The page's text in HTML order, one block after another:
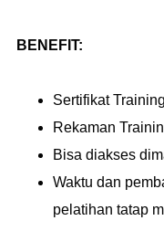
BENEFIT:
Sertifikat
Rekaman
Bisa diakses
Waktu dan
pelatihan tatap